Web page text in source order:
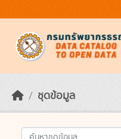
ชุดข้อมูล